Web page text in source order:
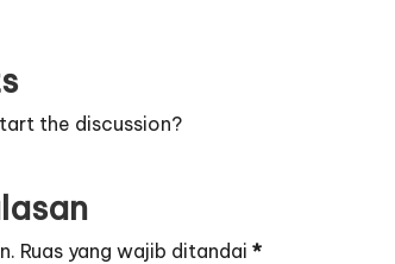
the discussion?
Ruas yang wajib ditandai *